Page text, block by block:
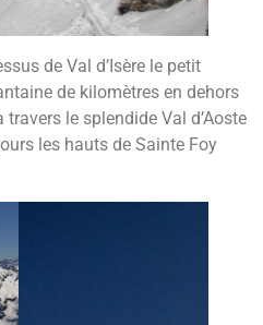
de Val d’Isère le petit
de kilomètres en dehors
le splendide Val d’Aoste
les hauts de Sainte Foy